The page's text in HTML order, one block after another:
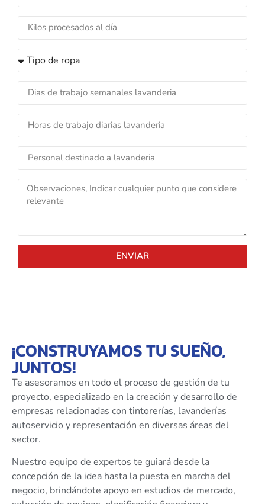
ENVIAR
¡CONSTRUYAMOS TU SUEÑO,
JUNTOS!
Te asesoramos en todo el proceso de gestión de tu
proyecto, especializado en la creación y desarrollo de
empresas relacionadas con tintorerías, lavanderías
autoservicio y representación en diversas áreas del
sector.
Nuestro equipo de expertos te guiará desde la
concepción de la idea hasta la puesta en marcha del
negocio, brindándote apoyo en estudios de mercado,